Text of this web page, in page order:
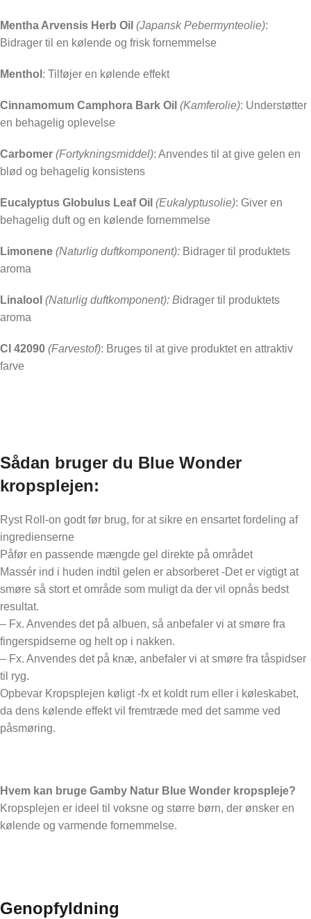
Mentha Arvensis Herb Oil (Japansk Pebermynteolie):
Bidrager til en kølende og frisk fornemmelse
Menthol : Tilføjer en kølende effekt
Cinnamomum Camphora Bark Oil (Kamferolie): Understøtter
en behagelig oplevelse
Carbomer (Fortykningsmiddel): Anvendes til at give gelen en
blød og behagelig konsistens
Eucalyptus Globulus Leaf Oil (Eukalyptusolie): Giver en
behagelig duft og en kølende fornemmelse
Limonene (Naturlig duftkomponent): Bidrager til produktets
aroma
Linalool (Naturlig duftkomponent): Bidrager til produktets
aroma
CI 42090 (Farvestof): Bruges til at give produktet en attraktiv
farve
Sådan bruger du Blue Wonder
kropsplejen:
Ryst Roll-on godt før brug, for at sikre en ensartet fordeling af
ingredienserne
Påfør en passende mængde gel direkte på området
Massér ind i huden indtil gelen er absorberet -Det er vigtigt at
smøre så stort et område som muligt da der vil opnås bedst
resultat.
– Fx. Anvendes det på albuen, så anbefaler vi at smøre fra
fingerspidserne og helt op i nakken.
– Fx. Anvendes det på knæ, anbefaler vi at smøre fra tåspidser
til ryg.
Opbevar Kropsplejen køligt -fx et koldt rum eller i køleskabet,
da dens kølende effekt vil fremtræde med det samme ved
påsmøring.
Hvem kan bruge Gamby Natur Blue Wonder kropspleje?
Kropsplejen er ideel til voksne og større børn, der ønsker en
kølende og varmende fornemmelse.
Genopfyldning